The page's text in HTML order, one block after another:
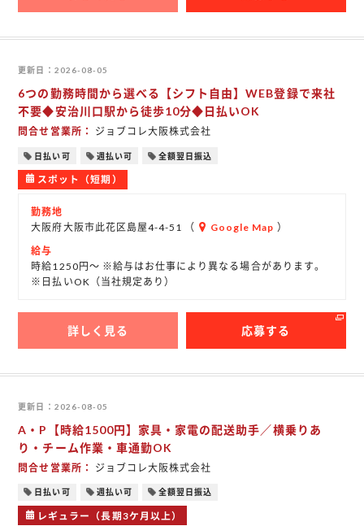
更新日 2026-08-05
6つの勤務時間から選べる【シフト自由】WEB登録で来社
不要◆安治川口駅から徒歩10分◆日払いOK
問合せ営業所 ジョブコレ大阪株式会社
日払い可 週払い可 全額翌日振込
スポット（短期）
勤務地
大阪府大阪市此花区島屋4-4-51 （
Google Map ）
給与
時給1250円～ ※給与はお仕事により異なる場合があります。
※日払いOK（当社規定あり）
詳しく見る 応募する
更新日 2026-08-05
A・P【時給1500円】家具・家電の配送助手／横乗りあ
り・チーム作業・車通勤OK
問合せ営業所 ジョブコレ大阪株式会社
日払い可 週払い可 全額翌日振込
レギュラー（長期3ケ月以上）